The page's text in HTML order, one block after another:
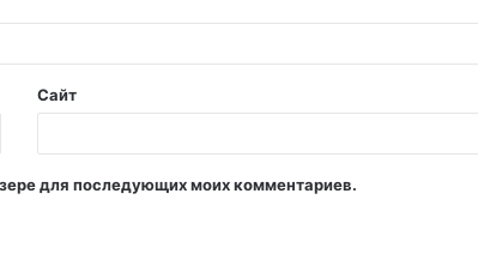
Сайт
для последующих моих комментариев.